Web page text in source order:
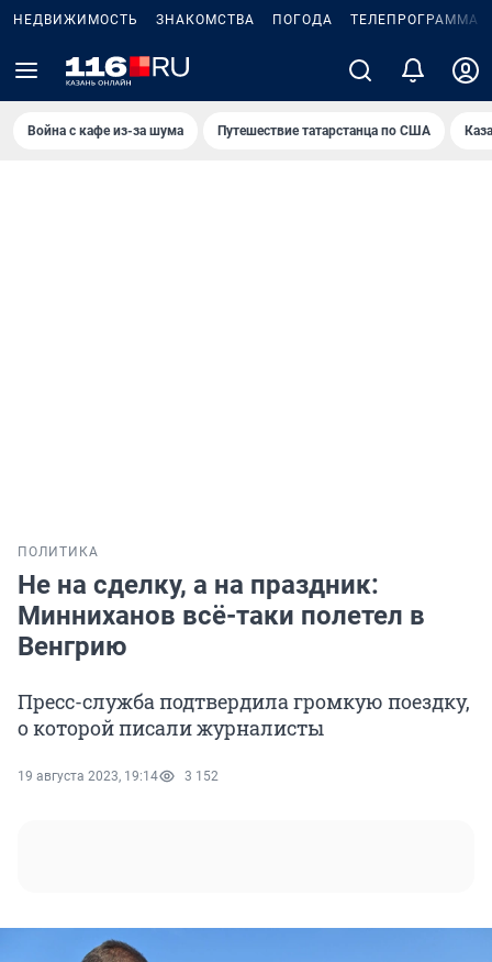
НЕДВИЖИМОСТЬ ЗНАКОМСТВА ПОГОДА ТЕЛЕПРОГРАММА
Война с кафе из-за шума Путешествие татарстанца по США
ПОЛИТИКА
Не на сделку, а на праздник:
Минниханов всё-таки полетел в
Венгрию
Пресс-служба подтвердила громкую поездку,
о которой писали журналисты
19 августа 2023, 19:14 3 152